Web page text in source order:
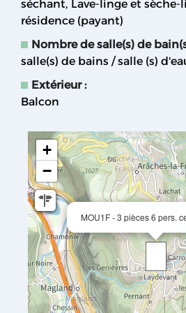
séchant
Lave-linge et
résidence (payant)
Nombre de salle(s) de
salle(s) de bains / salle (s)
Extérieur:
Balcon
MOU1F - 3 pièces 6 pers.
+
−